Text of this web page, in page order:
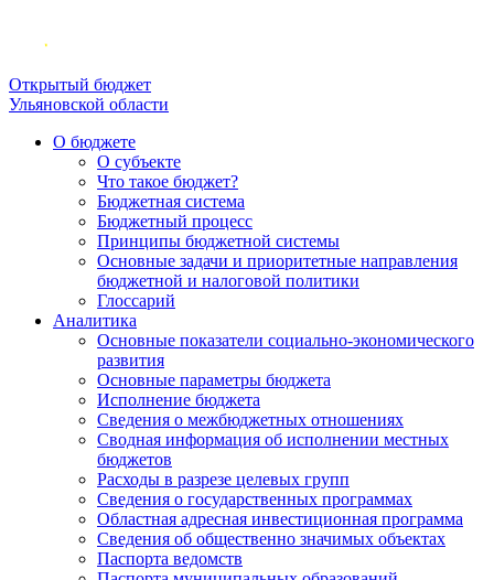
Открытый бюджет
Ульяновской области
О бюджете
О субъекте
Что такое бюджет?
Бюджетная система
Бюджетный процесс
Принципы бюджетной системы
Основные задачи и приоритетные направления
бюджетной и налоговой политики
Глоссарий
Аналитика
Основные показатели социально-экономического
развития
Основные параметры бюджета
Исполнение бюджета
Сведения о межбюджетных отношениях
Сводная информация об исполнении местных
бюджетов
Расходы в разрезе целевых групп
Сведения о государственных программах
Областная адресная инвестиционная программа
Сведения об общественно значимых объектах
Паспорта ведомств